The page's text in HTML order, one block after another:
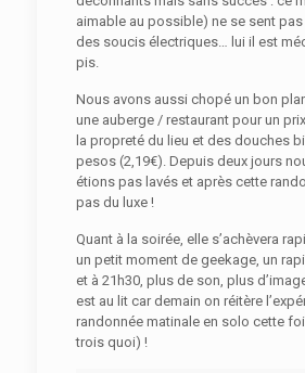
aimable au possible) ne se sent
des soucis électriques… lui il est
pis.
Nous avons aussi chopé un bon
une auberge / restaurant pour un
la propreté du lieu et des douches
pesos (2,19€). Depuis deux jours
étions pas lavés et après cette
pas du luxe !
Quant à la soirée, elle s’achèvera
un petit moment de geekage, un
et à 21h30, plus de son, plus
est au lit car demain on réitère
randonnée matinale en solo cette
trois quoi) !